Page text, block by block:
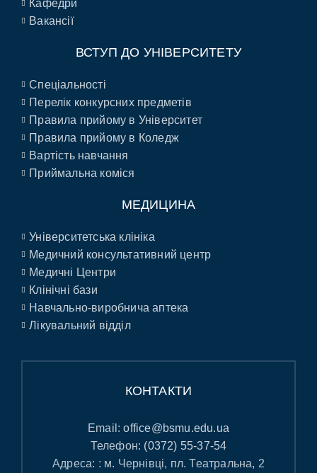
Кафедри
Вакансії
ВСТУП ДО УНІВЕРСИТЕТУ
Спеціальності
Перелік конкурсних предметів
Правила прийому в Університет
Правила прийому в Коледж
Вартість навчання
Приймальна коміся
МЕДИЦИНА
Університетська клініка
Медичний консультативний центр
Медичні Центри
Клінічні бази
Навчально-виробнича аптека
Лікувальний відділ
КОНТАКТИ
Email:office@bsmu.edu.ua
Телефон: (0372) 55-37-54
Адреса: : м. Чернівці, пл. Театральна, 2